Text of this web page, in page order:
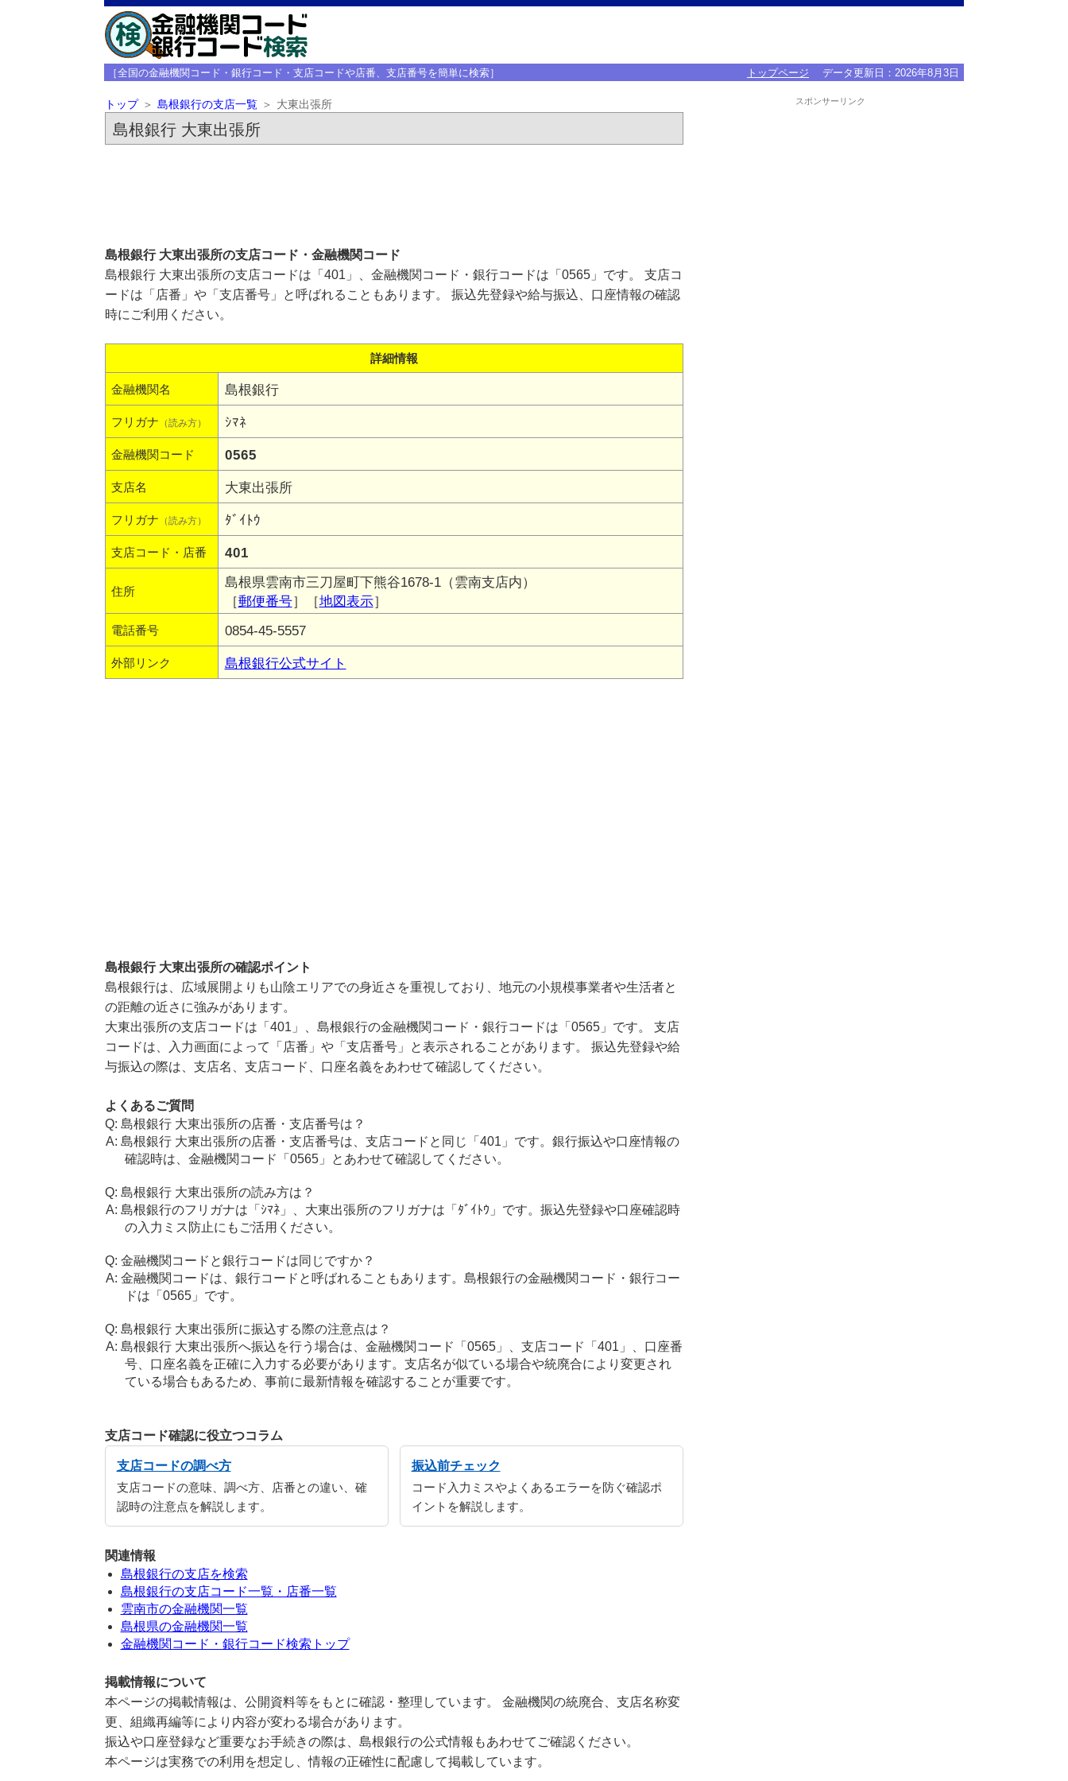
［全国の金融機関コード・銀行コード・支店コードや店番、支店番号を簡単に検索］ トップページ データ更新日： 2026年8月3日
トップ 島根銀行の支店一覧 大東出張所
島根銀行 大東出張所
島根銀行 大東出張所の支店コード・金融機関コード
島根銀行 大東出張所の支店コードは「401」、金融機関コード・銀行コードは「0565」です。 支店コ
ードは「店番」や「支店番号」と呼ばれることもあります。 振込先登録や給与振込、口座情報の確認
時にご利用ください。
詳細情報
金融機関名 島根銀行
フリガナ （読み方） ｼﾏﾈ
金融機関コード 0565
支店名 大東出張所
フリガナ （読み方） ﾀﾞｲﾄｳ
支店コード・店番 401
住所
島根県雲南市三刀屋町下熊谷1678-1（雲南支店内）
［郵便番号］［地図表示］
電話番号 0854-45-5557
外部リンク 島根銀行公式サイト
島根銀行 大東出張所の確認ポイント
島根銀行は、広域展開よりも山陰エリアでの身近さを重視しており、地元の小規模事業者や生活者と
の距離の近さに強みがあります。
大東出張所の支店コードは「401」、島根銀行の金融機関コード・銀行コードは「0565」です。 支店
コードは、入力画面によって「店番」や「支店番号」と表示されることがあります。 振込先登録や給
与振込の際は、支店名、支店コード、口座名義をあわせて確認してください。
よくあるご質問
島根銀行 大東出張所の店番・支店番号は？
島根銀行 大東出張所の店番・支店番号は、支店コードと同じ「401」です。銀行振込や口座情報の
確認時は、金融機関コード「0565」とあわせて確認してください。
島根銀行 大東出張所の読み方は？
島根銀行のフリガナは「ｼﾏﾈ」、大東出張所のフリガナは「ﾀﾞｲﾄｳ」です。振込先登録や口座確認時
の入力ミス防止にもご活用ください。
金融機関コードと銀行コードは同じですか？
金融機関コードは、銀行コードと呼ばれることもあります。島根銀行の金融機関コード・銀行コー
ドは「0565」です。
島根銀行 大東出張所に振込する際の注意点は？
島根銀行 大東出張所へ振込を行う場合は、金融機関コード「0565」、支店コード「401」、口座番
号、口座名義を正確に入力する必要があります。支店名が似ている場合や統廃合により変更され
ている場合もあるため、事前に最新情報を確認することが重要です。
支店コード確認に役立つコラム
支店コードの調べ方
支店コードの意味、調べ方、店番との違い、確
認時の注意点を解説します。
振込前チェック
コード入力ミスやよくあるエラーを防ぐ確認ポ
イントを解説します。
関連情報
島根銀行の支店を検索
島根銀行の支店コード一覧・店番一覧
雲南市の金融機関一覧
島根県の金融機関一覧
金融機関コード・銀行コード検索トップ
掲載情報について
本ページの掲載情報は、公開資料等をもとに確認・整理しています。 金融機関の統廃合、支店名称変
更、組織再編等により内容が変わる場合があります。
振込や口座登録など重要なお手続きの際は、島根銀行の公式情報もあわせてご確認ください。
本ページは実務での利用を想定し、情報の正確性に配慮して掲載しています。
スポンサーリンク